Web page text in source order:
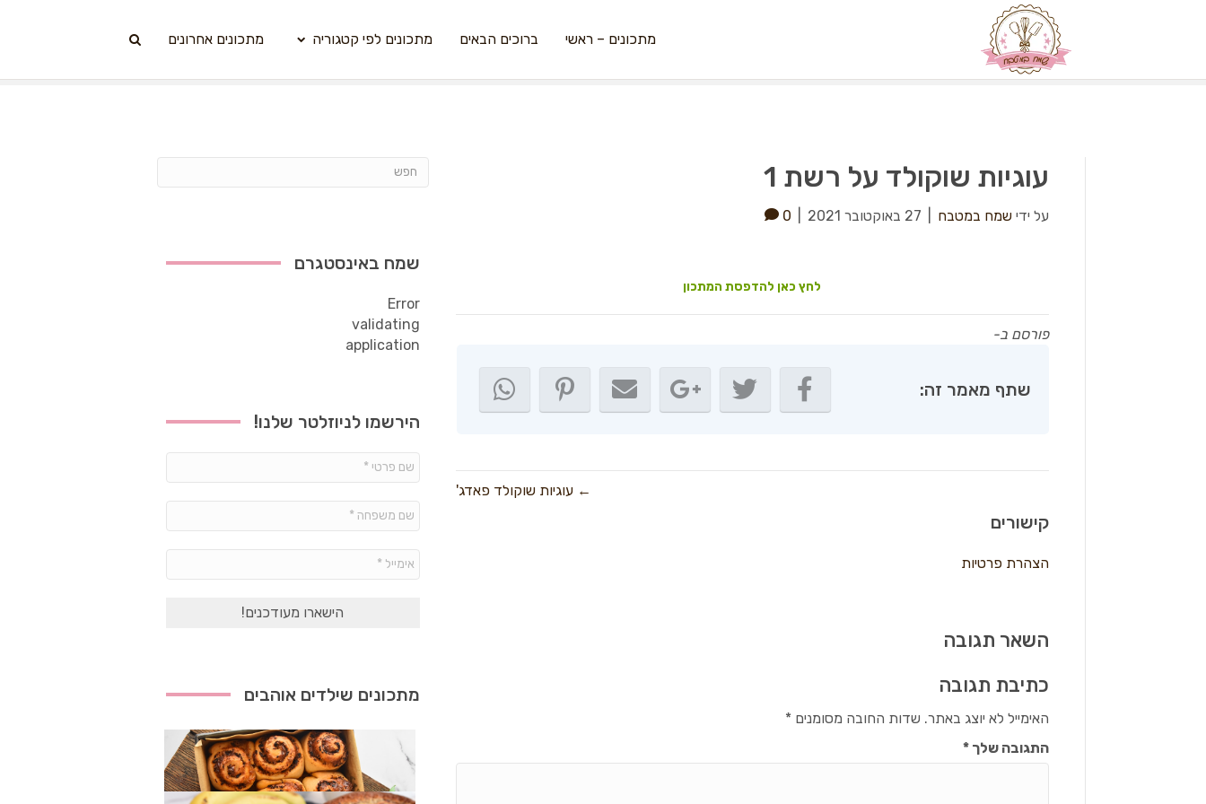
מתכונים – ראשי ברוכים הבאים מתכונים לפי קטגוריה מתכונים אחרונים
עוגיות שוקולד על רשת 1
על ידי שמח במטבח 27 באוקטובר 2021 0
לחץ כאן להדפסת המתכון
פורסם ב-
שתף מאמר זה:
← עוגיות שוקולד פאדג'
קישורים
הצהרת פרטיות
השאר תגובה
כתיבת תגובה
האימייל לא יוצג באתר. שדות החובה מסומנים*
התגובה שלך*
שמח באינסטגרם
Error
validating
application
הירשמו לניוזלטר שלנו!
פרטי
משפחה
*
מתכונים שילדים אוהבים